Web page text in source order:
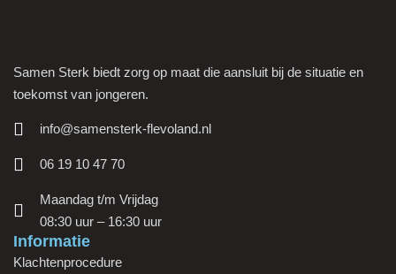
Samen Sterk biedt zorg op maat die aansluit bij de situatie en
toekomst van jongeren.
info@samensterk-flevoland.nl
06 19 10 47 70
Maandag t/m Vrijdag
08:30 uur – 16:30 uur
Informatie
Klachtenprocedure